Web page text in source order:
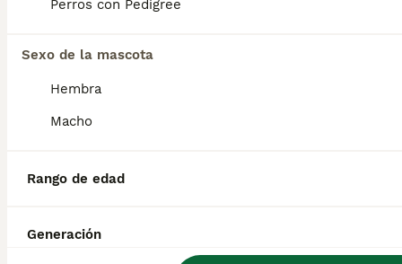
Perros con Pedigree
Sexo de la mascota
Hembra
Macho
Rango de edad
Generación
Informarse bien y comparar opciones antes
decisión.
¿Los komondors son buenas
mascotas?